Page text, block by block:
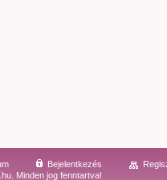
Bejelentkezés
Minden jog fenntartva!